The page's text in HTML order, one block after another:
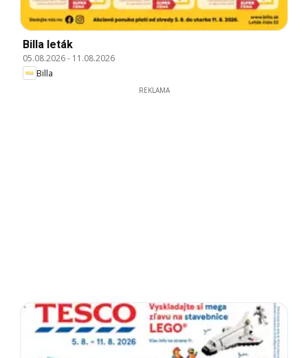
Billa leták
05.08.2026- 11.08.2026
Billa
REKLAMA